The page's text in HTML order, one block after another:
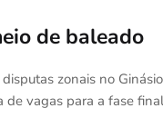
de baleado
zonais no
vagas para a fase